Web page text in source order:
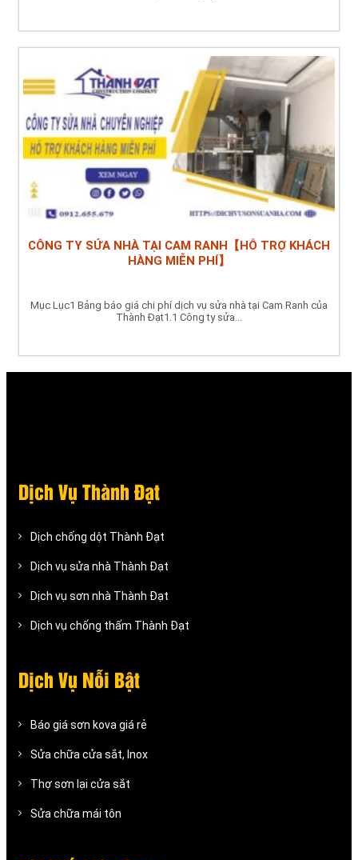
CÔNG TY SỬA NHÀ TẠI CAM RANH【HỖ TRỢ KHÁCH
HÀNG MIỄN PHÍ】
Mục Lục1 Bảng báo giá chi phí dịch vụ sửa nhà tại Cam Ranh của
Thành Đạt1.1 Công ty sửa...
Dịch Vụ Thành Đạt
Dịch chống dột Thành Đạt
Dịch vụ sửa nhà Thành Đạt
Dịch vụ sơn nhà Thành Đạt
Dịch vụ chống thấm Thành Đạt
Dịch Vụ Nỗi Bật
Báo giá sơn kova giá rẻ
Sửa chữa cửa sắt, Inox
Thợ sơn lại cửa sắt
Sửa chữa mái tôn